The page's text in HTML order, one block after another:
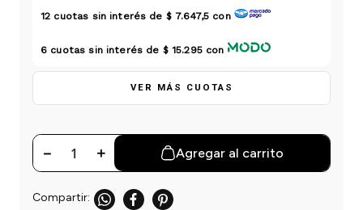
Sanitizantes
12 cuotas sin interés de $ 7.647,5 con
6 cuotas sin interés de $ 15.295con
VER MÁS CUOTAS
＋
－ Agregar al carrito